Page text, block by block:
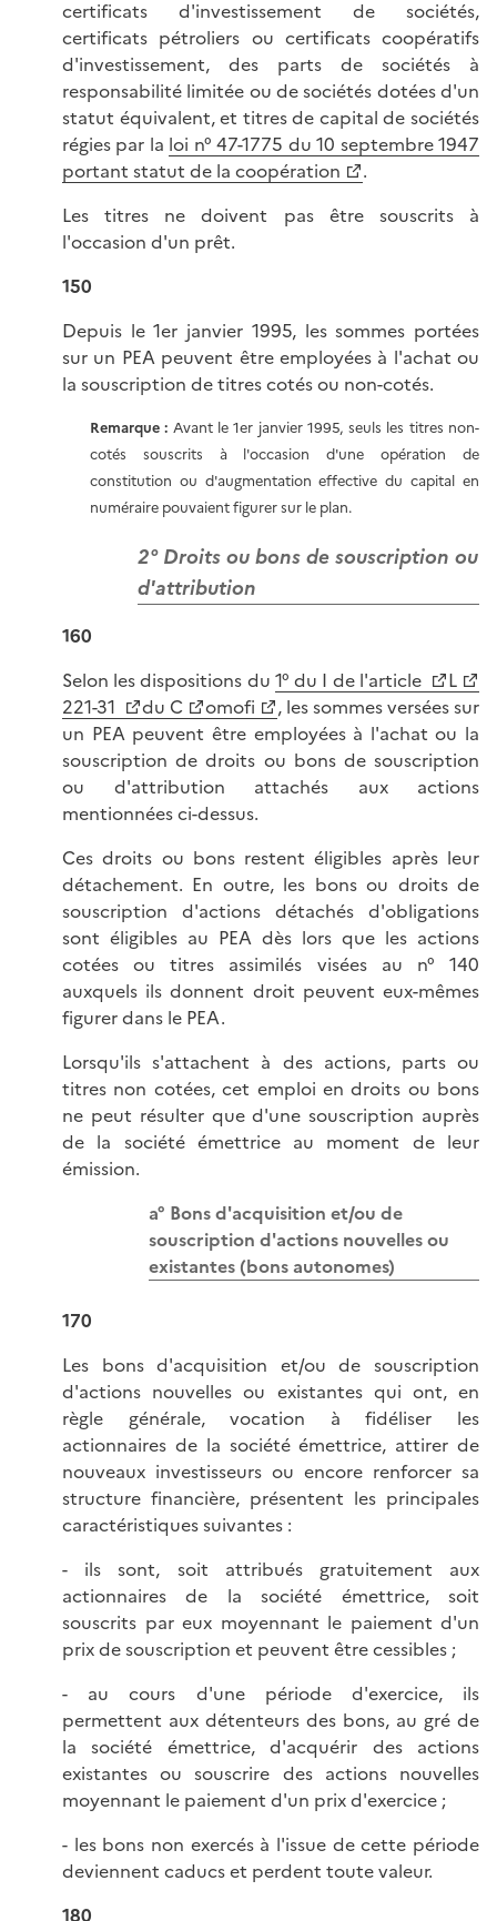
certificats d'investissement de sociétés,
certificats pétroliers ou certificats coopératifs
d'investissement, des parts de sociétés à
responsabilité limitée ou de sociétés dotées d'un
statut équivalent, et titres de capital de sociétés
régies par la loi n° 47-1775 du 10 septembre 1947
portant statut de la coopération
.
Les titres ne doivent pas être souscrits à
l'occasion d'un prêt.
150
Depuis le 1er janvier 1995, les sommes portées
sur un PEA peuvent être employées à l'achat ou
la souscription de titres cotés ou non-cotés.
Remarque : Avant le 1er janvier 1995, seuls les titres non-
cotés souscrits à l'occasion d'une opération de
constitution ou d'augmentation effective du capital en
numéraire pouvaient figurer sur le plan.
2° Droits ou bons de souscription ou
d'attribution
160
Selon les dispositions du 1° du I de l'article
L
221-31
du C omofi
, les sommes versées sur
un PEA peuvent être employées à l'achat ou la
souscription de droits ou bons de souscription
ou d'attribution attachés aux actions
mentionnées ci-dessus.
Ces droits ou bons restent éligibles après leur
détachement. En outre, les bons ou droits de
souscription d'actions détachés d'obligations
sont éligibles au PEA dès lors que les actions
cotées ou titres assimilés visées au n° 140
auxquels ils donnent droit peuvent eux-mêmes
figurer dans le PEA.
Lorsqu'ils s'attachent à des actions, parts ou
titres non cotées, cet emploi en droits ou bons
ne peut résulter que d'une souscription auprès
de la société émettrice au moment de leur
émission.
a° Bons d'acquisition et/ou de
souscription d'actions nouvelles ou
existantes (bons autonomes)
170
Les bons d'acquisition et/ou de souscription
d'actions nouvelles ou existantes qui ont, en
règle générale, vocation à fidéliser les
actionnaires de la société émettrice, attirer de
nouveaux investisseurs ou encore renforcer sa
structure financière, présentent les principales
caractéristiques suivantes :
- ils sont, soit attribués gratuitement aux
actionnaires de la société émettrice, soit
souscrits par eux moyennant le paiement d'un
prix de souscription et peuvent être cessibles ;
- au cours d'une période d'exercice, ils
permettent aux détenteurs des bons, au gré de
la société émettrice, d'acquérir des actions
existantes ou souscrire des actions nouvelles
moyennant le paiement d'un prix d'exercice ;
- les bons non exercés à l'issue de cette période
deviennent caducs et perdent toute valeur.
180